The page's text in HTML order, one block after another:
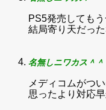
PS5発売しても
結局寄り天だっ
名無しニワカス＾＾
メディコムがつ
思ったより対応